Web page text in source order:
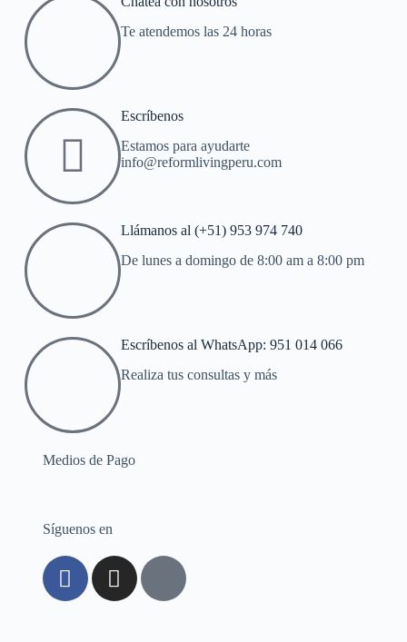
Te atendemos las 24 horas
Escríbenos
Estamos para ayudarte
info@reformlivingperu.com
Llámanos al (+51) 953 974 740
De lunes a domingo de 8:00 am a 8:00 pm
Escríbenos al WhatsApp: 951 014 066
Realiza tus consultas y más
Medios de Pago
Síguenos en